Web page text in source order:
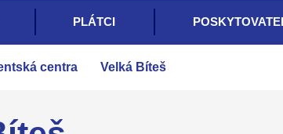
PLÁTCI
centra Velká Bíteš